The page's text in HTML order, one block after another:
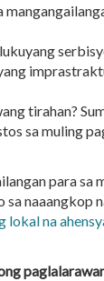
tirahan?
sa muling
para sa
naaangkop
lokal na